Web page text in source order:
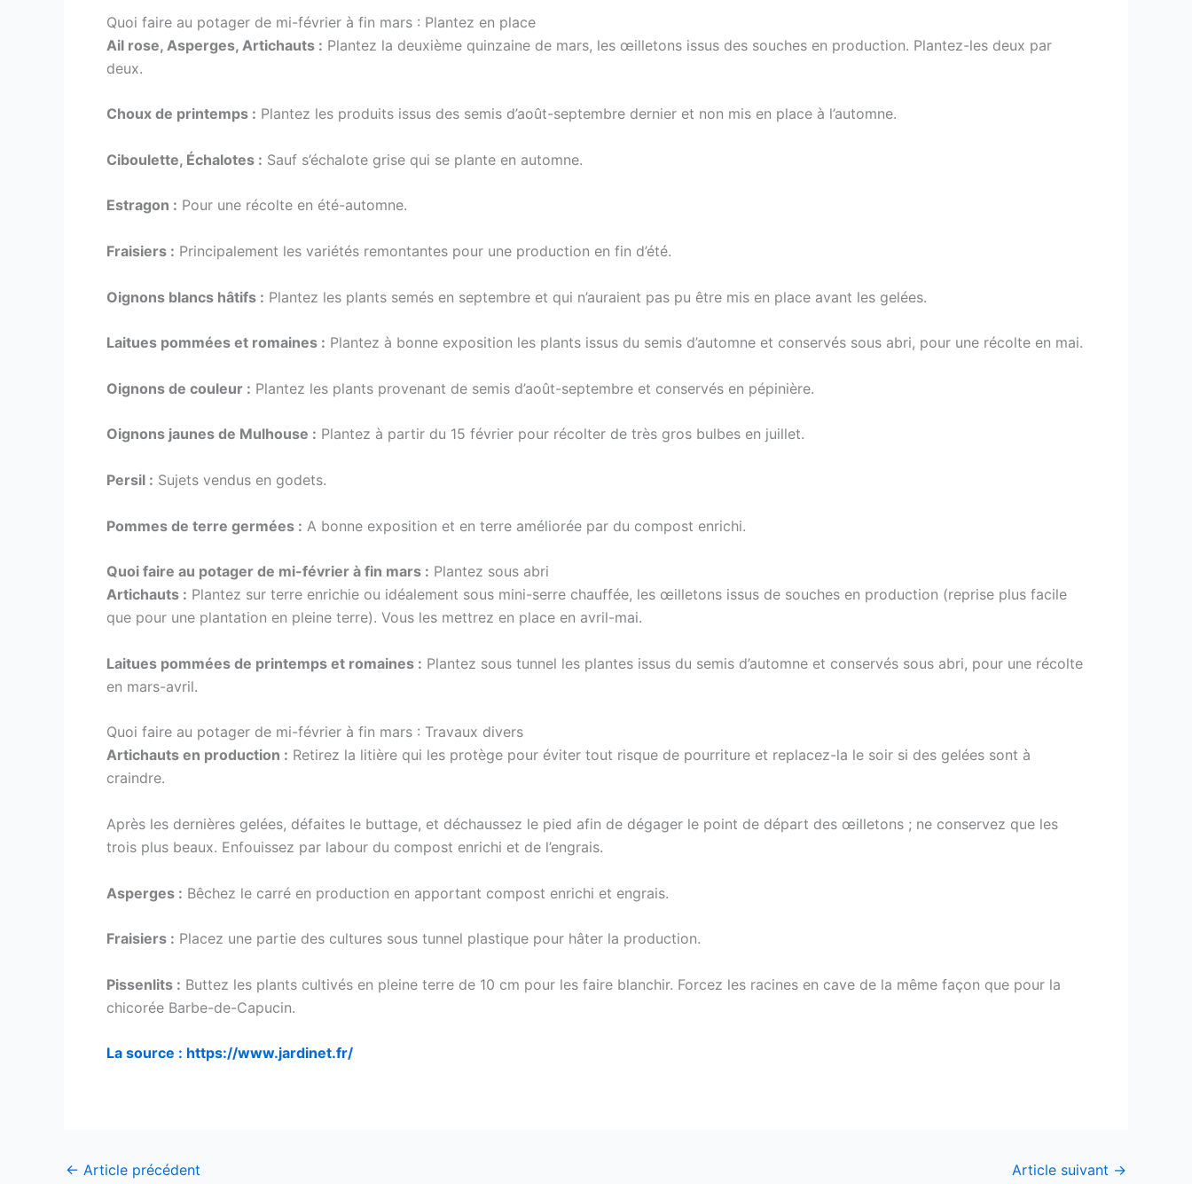
Quoi faire au potager de mi-février à fin mars : Plantez en place
Ail rose, Asperges, Artichauts : Plantez la deuxième quinzaine de mars, les œilletons issus des souches en production. Plantez-les deux par
deux.
Choux de printemps : Plantez les produits issus des semis d’août-septembre dernier et non mis en place à l’automne.
Ciboulette, Échalotes : Sauf s’échalote grise qui se plante en automne.
Estragon : Pour une récolte en été-automne.
Fraisiers : Principalement les variétés remontantes pour une production en fin d’été.
Oignons blancs hâtifs : Plantez les plants semés en septembre et qui n’auraient pas pu être mis en place avant les gelées.
Laitues pommées et romaines : Plantez à bonne exposition les plants issus du semis d’automne et conservés sous abri, pour une récolte en mai.
Oignons de couleur : Plantez les plants provenant de semis d’août-septembre et conservés en pépinière.
Oignons jaunes de Mulhouse : Plantez à partir du 15 février pour récolter de très gros bulbes en juillet.
Persil : Sujets vendus en godets.
Pommes de terre germées : A bonne exposition et en terre améliorée par du compost enrichi.
Quoi faire au potager de mi-février à fin mars : Plantez sous abri
Artichauts : Plantez sur terre enrichie ou idéalement sous mini-serre chauffée, les œilletons issus de souches en production (reprise plus facile
que pour une plantation en pleine terre). Vous les mettrez en place en avril-mai.
Laitues pommées de printemps et romaines : Plantez sous tunnel les plantes issus du semis d’automne et conservés sous abri, pour une récolte
en mars-avril.
Quoi faire au potager de mi-février à fin mars : Travaux divers
Artichauts en production : Retirez la litière qui les protège pour éviter tout risque de pourriture et replacez-la le soir si des gelées sont à
craindre.
Après les dernières gelées, défaites le buttage, et déchaussez le pied afin de dégager le point de départ des œilletons ; ne conservez que les
trois plus beaux. Enfouissez par labour du compost enrichi et de l’engrais.
Asperges : Bêchez le carré en production en apportant compost enrichi et engrais.
Fraisiers : Placez une partie des cultures sous tunnel plastique pour hâter la production.
Pissenlits : Buttez les plants cultivés en pleine terre de 10 cm pour les faire blanchir. Forcez les racines en cave de la même façon que pour la
chicorée Barbe-de-Capucin.
La source : https://www.jardinet.fr/
← Article précédent Article suivant →